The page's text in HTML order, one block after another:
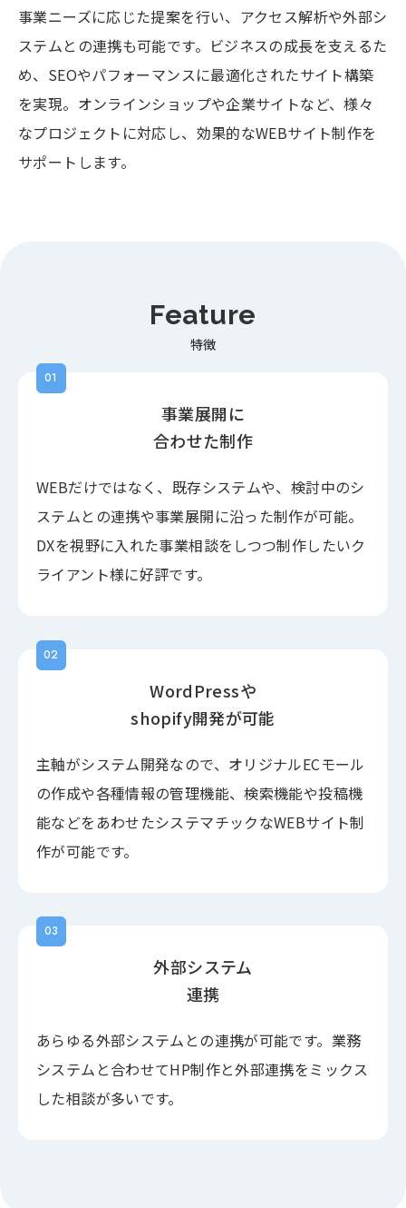
事業ニーズに応じた提案を行い、アクセス解析や外部シ
ステムとの連携も可能です。ビジネスの成長を支えるた
め、SEOやパフォーマンスに最適化されたサイト構築
を実現。オンラインショップや企業サイトなど、様々
なプロジェクトに対応し、効果的なWEBサイト制作を
サポートします。
Feature
特徴
01
事業展開に
合わせた制作
WEBだけではなく、既存システムや、検討中のシ
ステムとの連携や事業展開に沿った制作が可能。
DXを視野に入れた事業相談をしつつ制作したいク
ライアント様に好評です。
02
WordPressや
shopify開発が可能
主軸がシステム開発なので、オリジナルECモール
の作成や各種情報の管理機能、検索機能や投稿機
能などをあわせたシステマチックなWEBサイト制
作が可能です。
03
外部システム
連携
あらゆる外部システムとの連携が可能です。業務
システムと合わせてHP制作と外部連携をミックス
した相談が多いです。